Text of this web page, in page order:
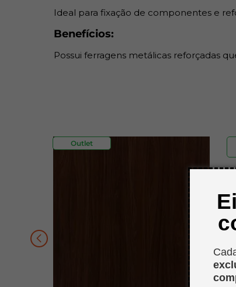
Ideal para fixação de componentes e
Benefícios:
Possui ferragens metálicas reforçadas
Outlet